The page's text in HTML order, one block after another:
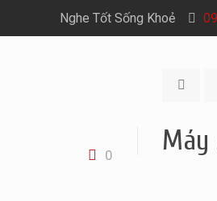
Nghe Tốt Sống Khoẻ
0 Máy